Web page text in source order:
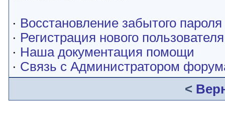
· Восстановление забытого пароля
· Регистрация нового пользователя
· Наша документация помощи
· Связь с Администратором
<